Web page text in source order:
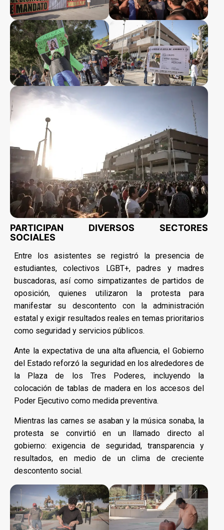
PARTICIPAN DIVERSOS SECTORES
SOCIALES
Entre los asistentes se registró la presencia de
estudiantes, colectivos LGBT+, padres y madres
buscadoras, así como simpatizantes de partidos de
oposición, quienes utilizaron la protesta para
manifestar su descontento con la administración
estatal y exigir resultados reales en temas prioritarios
como seguridad y servicios públicos.
Ante la expectativa de una alta afluencia, el Gobierno
del Estado reforzó la seguridad en los alrededores de
la Plaza de los Tres Poderes, incluyendo la
colocación de tablas de madera en los accesos del
Poder Ejecutivo como medida preventiva.
Mientras las carnes se asaban y la música sonaba, la
protesta se convirtió en un llamado directo al
gobierno: exigencia de seguridad, transparencia y
resultados, en medio de un clima de creciente
descontento social.